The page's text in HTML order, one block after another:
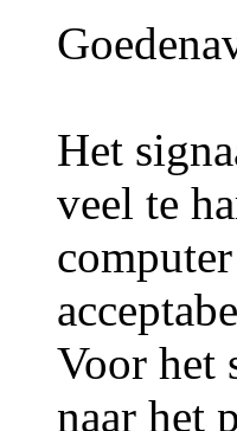
Het
veel te
Voor het
naar het